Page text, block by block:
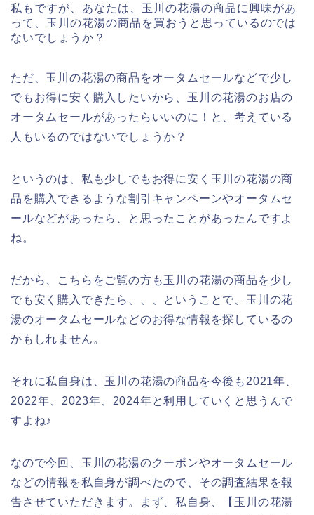
私もですが、あなたは、玉川の花湯の商品に興味があ
って、玉川の花湯の商品を買おうと思っているのでは
ないでしょうか？
ただ、玉川の花湯の商品をオータムセールなどで少し
でもお得に安く購入したいから、玉川の花湯のお店の
オータムセールがあったらいいのに！と、考えている
人もいるのではないでしょうか？
というのは、私も少しでもお得に安く玉川の花湯の商
品を購入できるような割引キャンペーンやオータムセ
ールなどがあったら、と思ったことがあったんですよ
ね。
だから、こちらをご覧の方も玉川の花湯の商品を少し
でも安く購入できたら、、、ということで、玉川の花
湯のオータムセールなどのお得な情報を探しているの
かもしれません。
それに私自身は、玉川の花湯の商品を今後も2021年、
2022年、2023年、2024年と利用していくと思うんで
すよね♪
なので今回、玉川の花湯のクーポンやオータムセール
などの情報を私自身が調べたので、その調査結果を報
告させていただきます。まず、私自身、【玉川の花湯